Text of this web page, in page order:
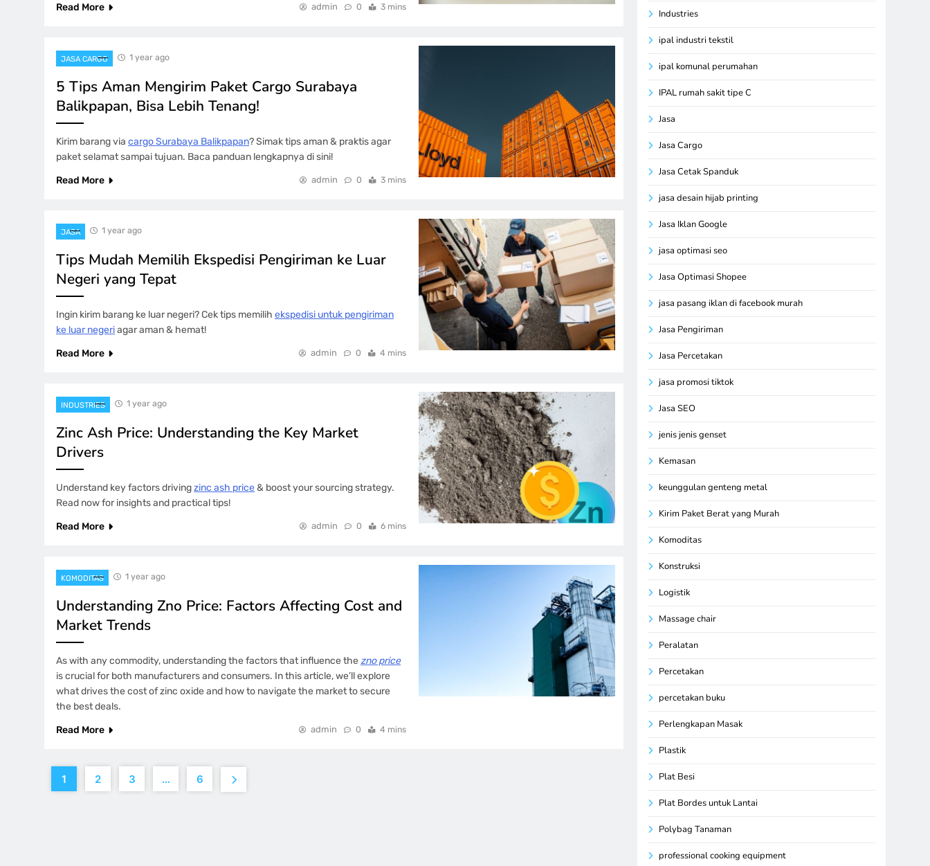
Read More
admin 0 3 mins
JASA CARGO 1 year ago
5 Tips Aman Mengirim Paket Cargo Surabaya
Balikpapan, Bisa Lebih Tenang!
Kirim barang via cargo Surabaya Balikpapan? Simak tips aman & praktis agar
paket selamat sampai tujuan. Baca panduan lengkapnya di sini!
Read More
admin 0 3 mins
JASA 1 year ago
Tips Mudah Memilih Ekspedisi Pengiriman ke Luar
Negeri yang Tepat
Ingin kirim barang ke luar negeri? Cek tips memilih ekspedisi untuk pengiriman
ke luar negeriagar aman & hemat!
Read More
admin 0 4 mins
INDUSTRIES 1 year ago
Zinc Ash Price: Understanding the Key Market
Drivers
Understand key factors drivingzinc ash price& boost your sourcing strategy.
Read now for insights and practical tips!
Read More
admin 0 6 mins
KOMODITAS 1 year ago
Understanding Zno Price: Factors Affecting Cost and
Market Trends
As with any commodity, understanding the factors that influence thezno price
is crucial for both manufacturers and consumers. In this article, we’ll explore
what drives the cost of zinc oxide and how to navigate the market to secure
the best deals.
Read More
admin 0 4 mins
1 2 3 … 6
Industries
ipal industri tekstil
ipal komunal perumahan
IPAL rumah sakit tipe C
Jasa
Jasa Cargo
Jasa Cetak Spanduk
jasa desain hijab printing
Jasa Iklan Google
jasa optimasi seo
Jasa Optimasi Shopee
jasa pasang iklan di facebook murah
Jasa Pengiriman
Jasa Percetakan
jasa promosi tiktok
Jasa SEO
jenis jenis genset
Kemasan
keunggulan genteng metal
Kirim Paket Berat yang Murah
Komoditas
Konstruksi
Logistik
Massage chair
Peralatan
Percetakan
percetakan buku
Perlengkapan Masak
Plastik
Plat Besi
Plat Bordes untuk Lantai
Polybag Tanaman
professional cooking equipment